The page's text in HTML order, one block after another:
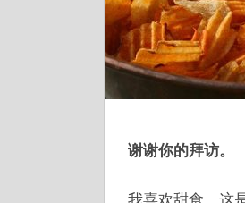
谢谢你的拜访。
我喜欢甜食、这